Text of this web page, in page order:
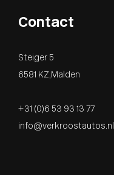
Contact
Steiger 5
6581 KZ , Malden
+31 (0)6 53 93 13 77
info@verkroostautos.nl